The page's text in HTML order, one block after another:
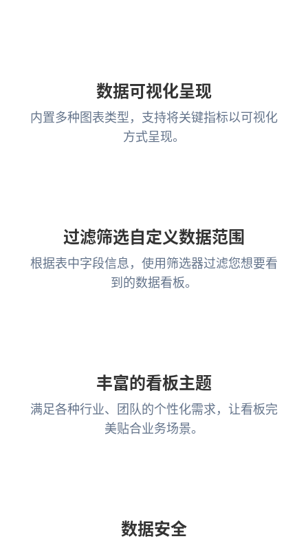
数据可视化呈现
内置多种图表类型，支持将关键指标以可视化
方式呈现。
过滤筛选自定义数据范围
根据表中字段信息，使用筛选器过滤您想要看
到的数据看板。
丰富的看板主题
满足各种行业、团队的个性化需求，让看板完
美贴合业务场景。
数据安全